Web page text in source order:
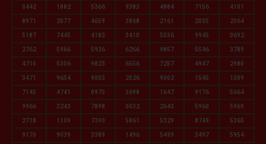
0442 1882 5366 9383 4884 7156 4101
8971 2077 4659 3868 2161 2035 2064
5187 7445 4183 3410 5036 9945 0692
2762 5966 5936 6266 9857 5546 3789
4710 5306 9823 6556 7257 4947 2980
3471 9654 9003 2026 9002 1545 1309
7145 4741 0975 3698 1647 9176 5664
9966 3243 7898 0032 2643 5960 5969
2718 1109 7390 5861 5329 8749 5365
9170 9039 3389 1496 5499 3497 5954